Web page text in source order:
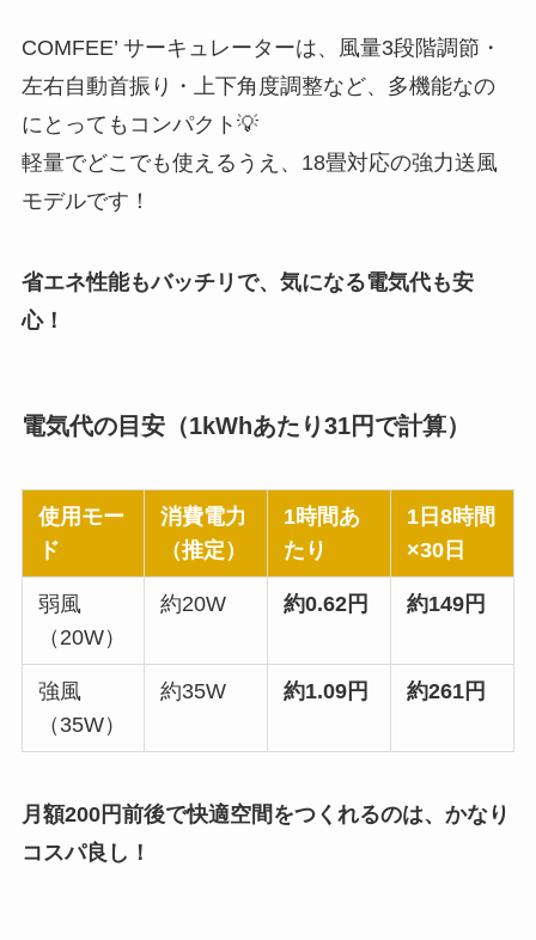
COMFEE’ サーキュレーターは、風量3段階調節・
左右自動首振り・上下角度調整など、多機能なの
にとってもコンパクト💡
軽量でどこでも使えるうえ、18畳対応の強力送風
モデルです！
省エネ性能もバッチリで、気になる電気代も安
心！
電気代の目安（1kWhあたり31円で計算）
使用モー
ド
消費電力
（推定）
1時間あ
たり
1日8時間
×30日
弱風
（20W）
約20W 約0.62円 約149円
強風
（35W）
約35W 約1.09円 約261円
月額200円前後で快適空間をつくれるのは、かなり
コスパ良し！